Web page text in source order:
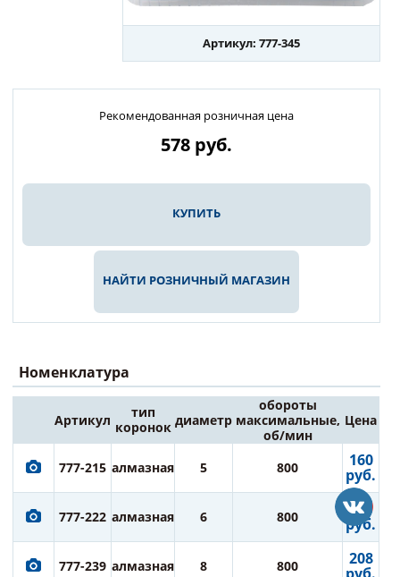
Артикул: 777-345
Рекомендованная розничная цена
578 руб.
КУПИТЬ
НАЙТИ РОЗНИЧНЫЙ МАГАЗИН
Номенклатура
Артикул
тип
коронок диаметр
обороты
максимальные,
об/мин
Цена
777-215 алмазная 5 800 160
руб.
777-222 алмазная 6 800 171
руб.
777-239 алмазная 8 800 208